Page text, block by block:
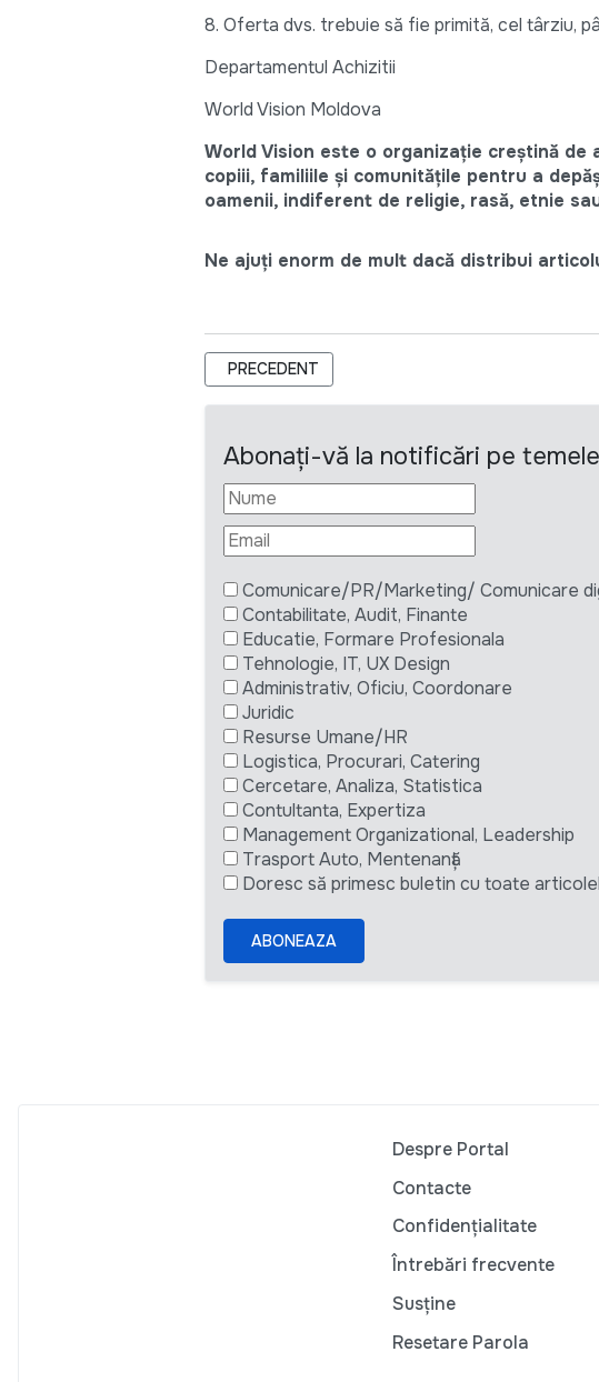
8. Oferta dvs. trebuie să fie primită, cel târziu,
Departamentul Achizitii
World Vision Moldova
World Vision este o organizație creștină
copiii, familiile și comunitățile pentru a
oamenii, indiferent de religie, rasă, etnie
Ne ajuți enorm de mult dacă distribui
ARTICOL PRECEDENT: CERERE DE OFERTĂ -
PRECEDENT
Abonați-vă la notificări pe
Comunicare/PR/Marketing/ Comunicare
Contabilitate, Audit, Finante
Educatie, Formare Profesionala
Tehnologie, IT, UX Design
Administrativ, Oficiu, Coordonare
Juridic
Resurse Umane/HR
Logistica, Procurari, Catering
Cercetare, Analiza, Statistica
Contultanta, Expertiza
Management Organizational, Leadership
Trasport Auto, Mentenanță
Doresc să primesc buletin cu toate
ABONEAZA
Despre Portal
Contacte
Confidențialitate
Întrebări frecvente
Susține
Resetare Parola